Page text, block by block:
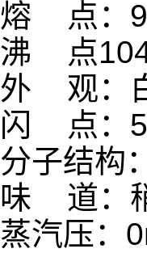
熔 点：
沸 点
外 观：
闪 点：
分子结构
味 道：
蒸汽压：